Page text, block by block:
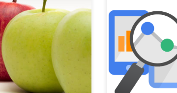
de búsqueda de
buscar imágenes
parámetros de la
luminosidad, colores,
que es capaz de buscar
imágenes que son
busca por texto, ni por […]
Se ha incorporado
fotografía que se
visitas y visibilidad
compartiendo